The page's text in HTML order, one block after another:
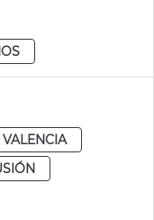
VALENCIA